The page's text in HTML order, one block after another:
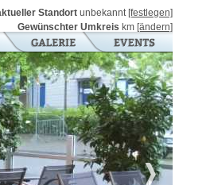
Standort unbekannt [festlegen]
Gewünschter Umkreis km [ändern]